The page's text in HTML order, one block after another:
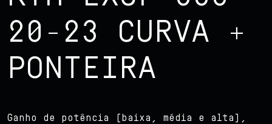
20-23 CURVA +
PONTEIRA
Ganho de potência (baixa, média e alta),